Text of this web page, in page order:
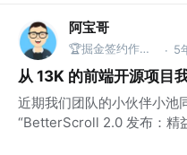
阿宝哥
🏆掘金签约作者 | 公众号@全栈修仙之路 · 5
从 13K 的前端开源项目
近期我们团队的小伙伴小池
“BetterScroll 2.0 发布：精